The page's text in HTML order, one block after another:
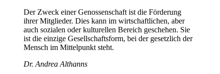
Der Zweck einer Genossenschaft ist die Förderung
ihrer Mitglieder. Dies kann im wirtschaftlichen, aber
auch sozialen oder kulturellen Bereich geschehen. Sie
ist die einzige Gesellschaftsform, bei der gesetzlich der
Mensch im Mittelpunkt steht.
Dr. Andrea Althanns